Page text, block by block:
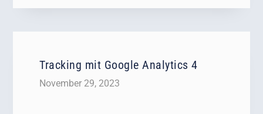
Tracking mit Google Analytics 4
November 29, 2023